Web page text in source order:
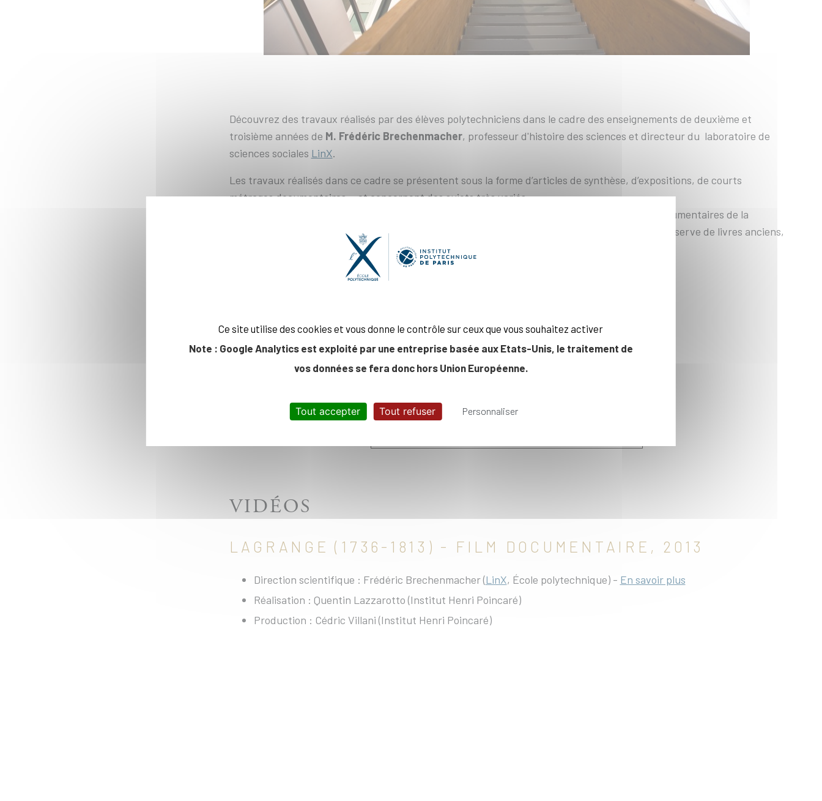
Découvrez des travaux réalisés par des élèves polytechniciens dans le cadre des enseignements de deuxième et
troisième années de M. Frédéric Brechenmacher, professeur d'histoire des sciences et directeur du laboratoire de
sciences sociales LinX.
Les travaux réalisés dans ce cadre se présentent sous la forme d’articles de synthèse, d’expositions, de courts
métrages documentaires... et concernent des sujets très variés.
L’étude de ces sujets est souvent basée sur les ressources patrimoniales, archivistiques et documentaires de la
Bibliothèque : cours historiques de l’École, instruments scientifiques anciens, ouvrages de la réserve de livres anciens,
Découvrez les articles écrits par les élèves
VIDÉOS
LAGRANGE (1736-1813) - FILM DOCUMENTAIRE, 2013
Direction scientifique : Frédéric Brechenmacher (LinX, École polytechnique) - En savoir plus
Réalisation : Quentin Lazzarotto (Institut Henri Poincaré)
Production : Cédric Villani (Institut Henri Poincaré)
Ce site utilise des cookies et vous donne le contrôle sur ceux que vous souhaitez activer
Note : Google Analytics est exploité par une entreprise basée aux Etats-Unis, le traitement de
vos données se fera donc hors Union Européenne.
Tout accepter Tout refuser Personnaliser